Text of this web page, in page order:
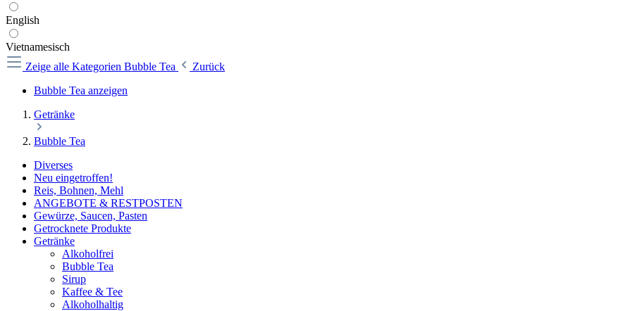
English
Vietnamesisch
Zeige alle Kategorien Bubble Tea
Zurück
Bubble Tea anzeigen
Getränke
Bubble Tea
Diverses
Neu eingetroffen!
Reis, Bohnen, Mehl
ANGEBOTE & RESTPOSTEN
Gewürze, Saucen, Pasten
Getrocknete Produkte
Getränke
Alkoholfrei
Bubble Tea
Sirup
Kaffee & Tee
Alkoholhaltig